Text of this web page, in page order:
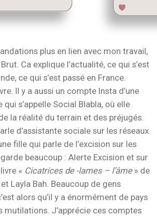
plus en lien avec mon travail,
Ca explique l’actualité, ce qui s’est
ce qui s’est passé en France.
Il y a aussi un compte Insta d’une
s’appelle Social Blabla, où elle
la réalité du terrain et des préjugés.
d’assistante sociale sur les réseaux.
fille qui parle de l’excision sur les
beaucoup : Alerte Excision et sur
« Cicatrices de -lames – l’âme » de
Layla Bah. Beaucoup de gens
alors qu’il y a énormément de pays
mutilations. J’apprécie ces comptes